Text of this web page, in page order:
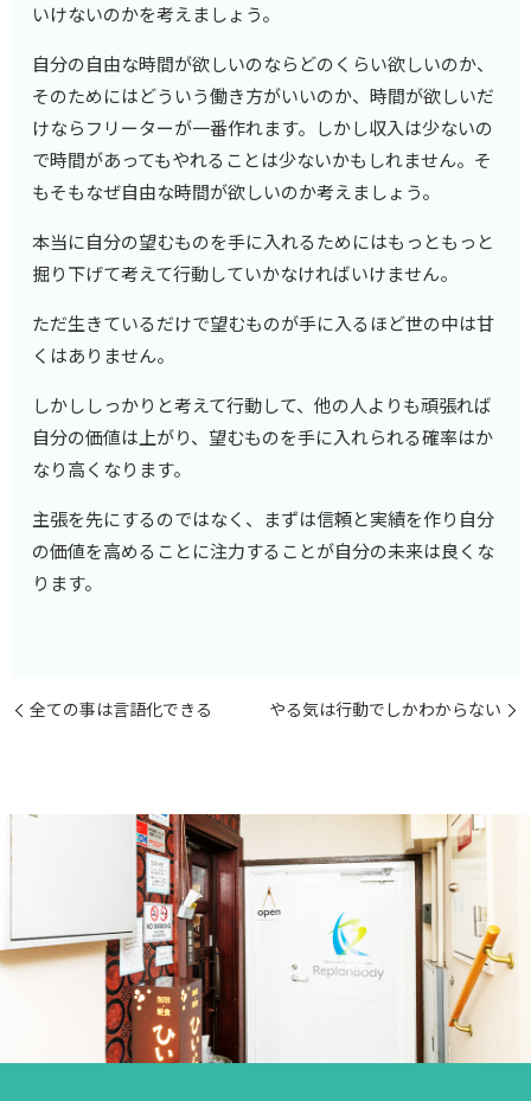
いけないのかを考えましょう。
自分の自由な時間が欲しいのならどのくらい欲しいのか、
そのためにはどういう働き方がいいのか、時間が欲しいだ
けならフリーターが一番作れます。しかし収入は少ないの
で時間があってもやれることは少ないかもしれません。そ
もそもなぜ自由な時間が欲しいのか考えましょう。
本当に自分の望むものを手に入れるためにはもっともっと
掘り下げて考えて行動していかなければいけません。
ただ生きているだけで望むものが手に入るほど世の中は甘
くはありません。
しかししっかりと考えて行動して、他の人よりも頑張れば
自分の価値は上がり、望むものを手に入れられる確率はか
なり高くなります。
主張を先にするのではなく、まずは信頼と実績を作り自分
の価値を高めることに注力することが自分の未来は良くな
ります。
全ての事は言語化できる やる気は行動でしかわからない